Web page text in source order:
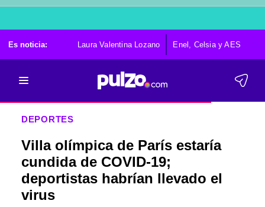
Es noticia: Laura Valentina Lozano Enel, Celsia y AES
DEPORTES
Villa olímpica de París estaría
cundida de COVID-19;
deportistas habrían llevado el
virus